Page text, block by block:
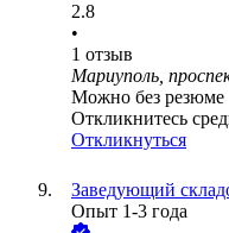
2.8
•
1 отзыв
Мариуполь,
Можно без резюме
Откликнитесь
Откликнуться
Заведующий
Опыт 1-3 года